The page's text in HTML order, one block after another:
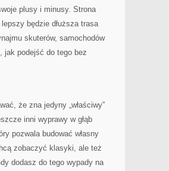
plusy i minusy. Strona
będzie dłuższa trasa
skuterów, samochodów
jak podejść do tego bez
że zna jedyny „właściwy”
inni wyprawy w głąb
pozwala budować własny
zobaczyć klasyki, ale też
dodasz do tego wypady na